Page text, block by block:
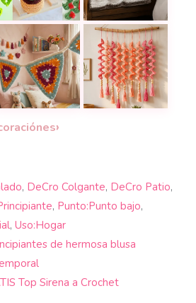
a crochet para aprovechar
que no mueren: cactus,
Cómo tejer un
a crochet con letras,
de triángulos granny a
›
, DeCro Colgante, DeCro Patio,
, Punto:Punto bajo,
, Uso:Hogar
de hermosa blusa
Top Sirena a Crochet